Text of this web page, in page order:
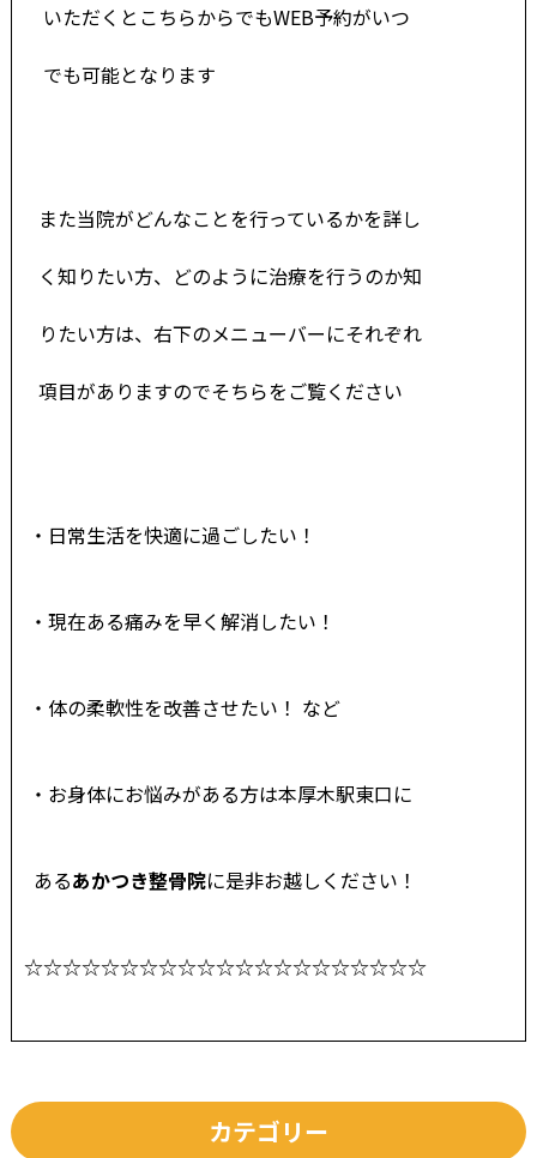
いただくとこちらからでもWEB予約がいつ
でも可能となります
また当院がどんなことを行っているかを詳し
く知りたい方、どのように治療を行うのか知
りたい方は、右下のメニューバーにそれぞれ
項目がありますのでそちらをご覧ください
・日常生活を快適に過ごしたい！
・現在ある痛みを早く解消したい！
・体の柔軟性を改善させたい！ など
・お身体にお悩みがある方は本厚木駅東口に
あるあかつき整骨院に是非お越しください！
☆☆☆☆☆☆☆☆☆☆☆☆☆☆☆☆☆☆☆☆☆
カテゴリー